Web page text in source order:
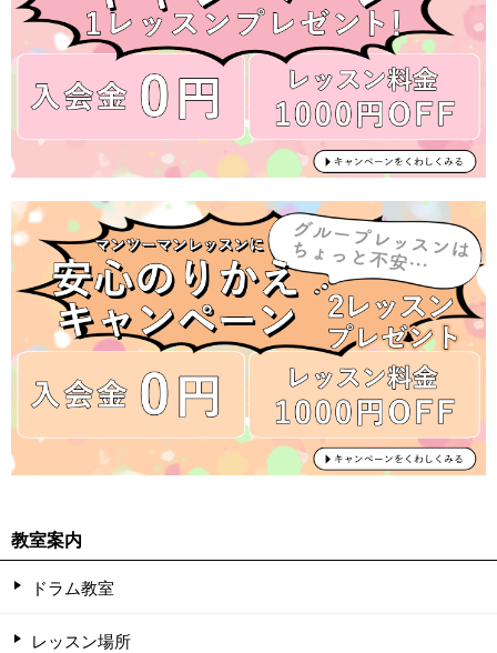
教室案内
ドラム教室
レッスン場所